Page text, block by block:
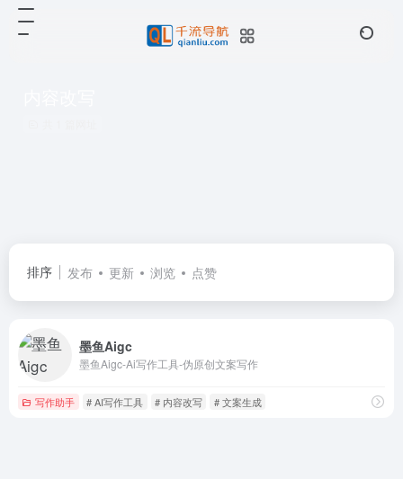
排序 发布 更新 浏览 点赞
墨鱼Aigc
墨鱼Aigc-Ai写作工具-伪原创文案写作
写作助手 # AI写作工具 # 内容改写 # 文案生成